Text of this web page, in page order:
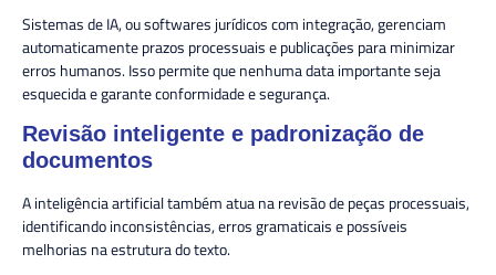
Sistemas de IA, ou softwares jurídicos com integração, gerenciam
automaticamente prazos processuais e publicações para minimizar
erros humanos. Isso permite que nenhuma data importante seja
esquecida e garante conformidade e segurança.
Revisão inteligente e padronização de
documentos
A inteligência artificial também atua na revisão de peças processuais,
identificando inconsistências, erros gramaticais e possíveis
melhorias na estrutura do texto.